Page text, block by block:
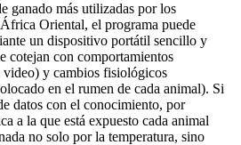
ganado más utilizadas por los
Oriental, el programa puede
un dispositivo portátil sencillo y
cotejan con comportamientos
video) y cambios fisiológicos
en el rumen de cada animal). Si
datos con el conocimiento, por
a la que está expuesto cada animal
no solo por la temperatura, sino